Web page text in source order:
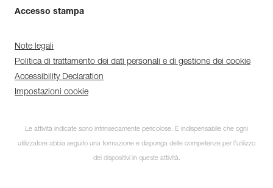
Accesso stampa
Note legali
Politica di trattamento dei dati personali e di gestione dei cookie
Accessibility Declaration
Impostazioni cookie
Le attività indicate sono intrinsecamente pericolose. È indispensabile che ogni
utilizzatore abbia seguito una formazione e disponga delle competenze per l’utilizzo
dei dispositivi in queste attività.